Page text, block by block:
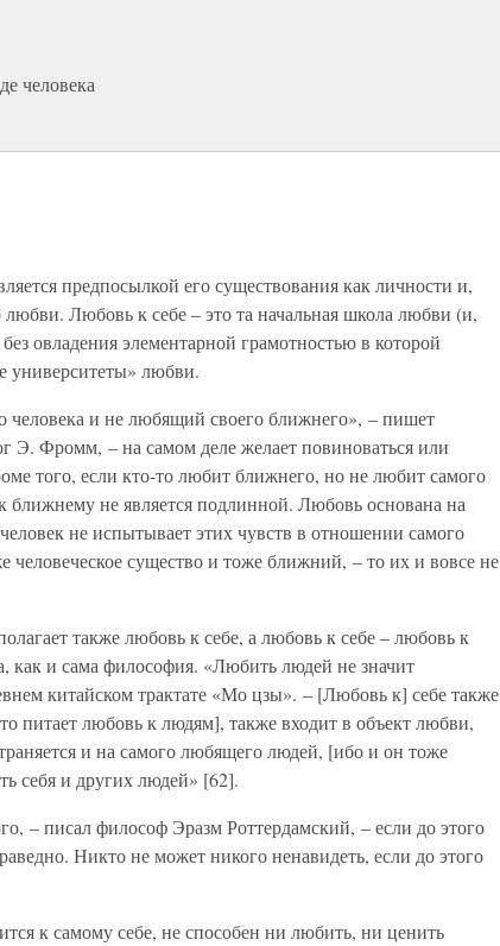
человека
предпосылкой его существования как личности и,
любви. Любовь к себе – это та начальная школа любви (и,
овладения элементарной грамотностью в которой
университеты» любви.
человека и не любящий своего ближнего», – пишет
Э. Фромм, – на самом деле желает повиноваться или
того, если кто-то любит ближнего, но не любит самого
ближнему не является подлинной. Любовь основана на
не испытывает этих чувств в отношении самого
человеческое существо и тоже ближний, – то их и вовсе не
также любовь к себе, а любовь к себе – любовь к
как и сама философия. «Любить людей не значит
китайском трактате «Мо цзы». – [Любовь к] себе также
питает любовь к людям], также входит в объект любви,
и на самого любящего людей, [ибо и он тоже
себя и других людей» [62].
– писал философ Эразм Роттердамский, – если до этого
Никто не может никого ненавидеть, если до этого
к самому себе, не способен ни любить, ни ценить